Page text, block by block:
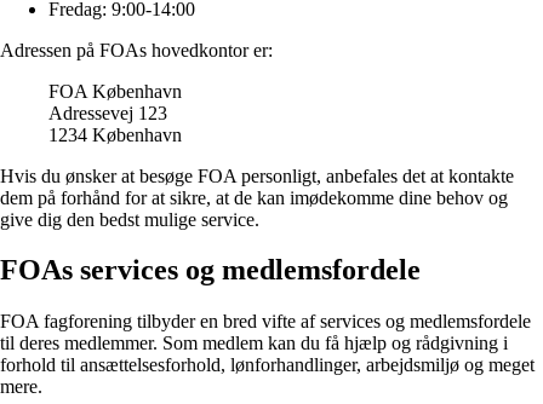
Fredag: 9:00-14:00
Adressen på FOAs hovedkontor er:
FOA København
Adressevej 123
1234 København
Hvis du ønsker at besøge FOA personligt, anbefales det at kontakte
dem på forhånd for at sikre, at de kan imødekomme dine behov og
give dig den bedst mulige service.
FOAs services og medlemsfordele
FOA fagforening tilbyder en bred vifte af services og medlemsfordele
til deres medlemmer. Som medlem kan du få hjælp og rådgivning i
forhold til ansættelsesforhold, lønforhandlinger, arbejdsmiljø og meget
mere.